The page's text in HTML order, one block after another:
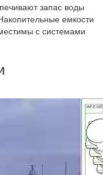
запас воды
емкости
с системами